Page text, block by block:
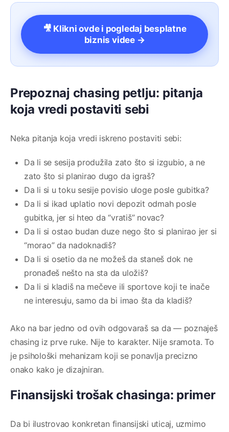
🎥 Klikni ovde i pogledaj besplatne
biznis videe →
Prepoznaj chasing petlju: pitanja
koja vredi postaviti sebi
Neka pitanja koja vredi iskreno postaviti sebi:
Da li se sesija produžila zato što si izgubio, a ne
zato što si planirao dugo da igraš?
Da li si u toku sesije povisio uloge posle gubitka?
Da li si ikad uplatio novi depozit odmah posle
gubitka, jer si hteo da “vratiš” novac?
Da li si ostao budan duze nego što si planirao jer si
“morao” da nadoknadiš?
Da li si osetio da ne možeš da staneš dok ne
pronađeš nešto na sta da uložiš?
Da li si kladiš na mečeve ili sportove koji te inače
ne interesuju, samo da bi imao šta da kladiš?
Ako na bar jedno od ovih odgovaraš sa da — poznaješ
chasing iz prve ruke. Nije to karakter. Nije sramota. To
je psihološki mehanizam koji se ponavlja precizno
onako kako je dizajniran.
Finansijski trošak chasinga: primer
Da bi ilustrovao konkretan finansijski uticaj, uzmimo